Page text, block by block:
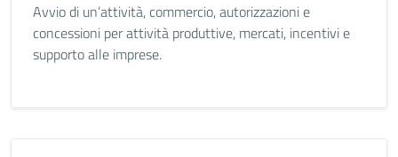
Avvio di un’attività, commercio, autorizzazioni e
concessioni per attività produttive, mercati, incentivi e
supporto alle imprese.